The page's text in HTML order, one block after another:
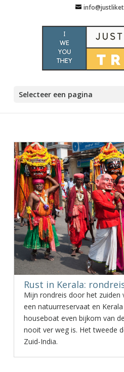
Selecteer een pagina
Rust in Kerala:
Mijn rondreis door het zuiden
een natuurreservaat en
houseboat even bijkom van
nooit ver weg is. Het tweede
Zuid-India.